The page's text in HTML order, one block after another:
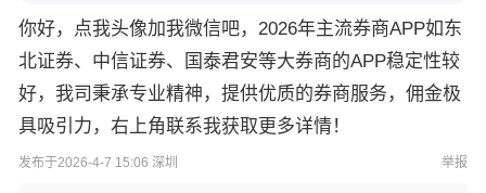
你好， 点我头像加我微信吧， 2026年主流券商APP如东
北证券、中信证券、国泰君安等大券商的APP稳定性较
好， 我司秉承专业精神，提供优质的券商服务，佣金极
具吸引力，右上角联系我获取更多详情！
发布于2026-4-7 15:06 深圳 举报